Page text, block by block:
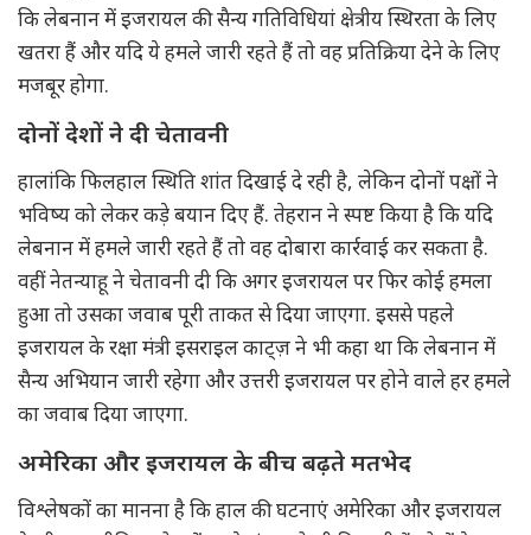
कि लेबनान में इजरायल की सैन्य गतिविधियां क्षेत्रीय स्थिरता के लिए
खतरा हैं और यदि ये हमले जारी रहते हैं तो वह प्रतिक्रिया देने के लिए
मजबूर होगा.
दोनों देशों ने दी चेतावनी
हालांकि फिलहाल स्थिति शांत दिखाई दे रही है, लेकिन दोनों पक्षों ने
भविष्य को लेकर कड़े बयान दिए हैं. तेहरान ने स्पष्ट किया है कि यदि
लेबनान में हमले जारी रहते हैं तो वह दोबारा कार्रवाई कर सकता है.
वहीं नेतन्याहू ने चेतावनी दी कि अगर इजरायल पर फिर कोई हमला
हुआ तो उसका जवाब पूरी ताकत से दिया जाएगा. इससे पहले
इजरायल के रक्षा मंत्री इसराइल काट्ज़ ने भी कहा था कि लेबनान में
सैन्य अभियान जारी रहेगा और उत्तरी इजरायल पर होने वाले हर हमले
का जवाब दिया जाएगा.
अमेरिका और इजरायल के बीच बढ़ते मतभेद
विश्लेषकों का मानना है कि हाल की घटनाएं अमेरिका और इजरायल